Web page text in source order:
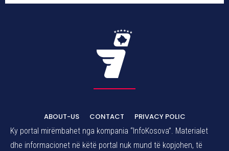
ABOUT-US CONTACT
PRIVACY POLIC
Ky portal mirëmbahet nga kompania “InfoKosova”. Materialet
dhe informacionet në këtë portal nuk mund të kopjohen, të